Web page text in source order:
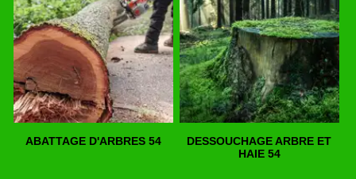
ABATTAGE D'ARBRES 54
DESSOUCHAGE ARBRE ET
HAIE 54